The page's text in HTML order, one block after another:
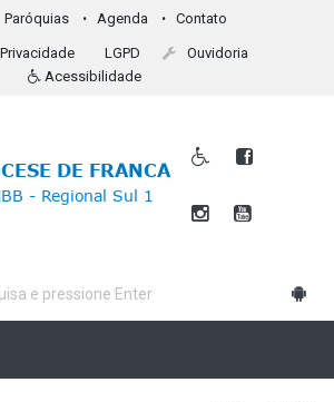
Paróquias Agenda Contato
LGPD
Ouvidoria
Acessibilidade